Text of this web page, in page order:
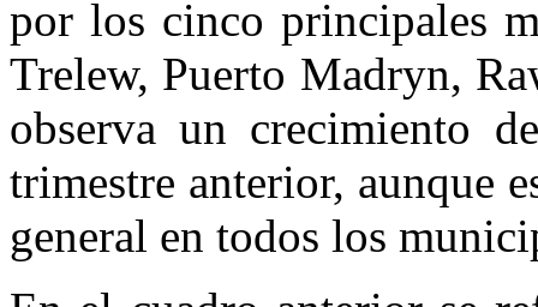
por los cinco principales
Trelew, Puerto Madryn,
observa un crecimiento
trimestre anterior, aunque
general en todos los